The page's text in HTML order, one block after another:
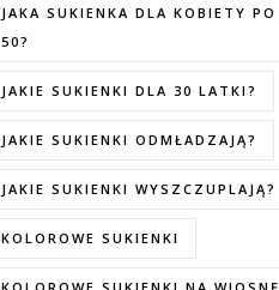
JAKA SUKIENKA DLA KOBIETY PO
50?
JAKIE SUKIENKI DLA 30 LATKI?
JAKIE SUKIENKI ODMŁADZAJĄ?
JAKIE SUKIENKI WYSZCZUPLAJĄ?
KOLOROWE SUKIENKI